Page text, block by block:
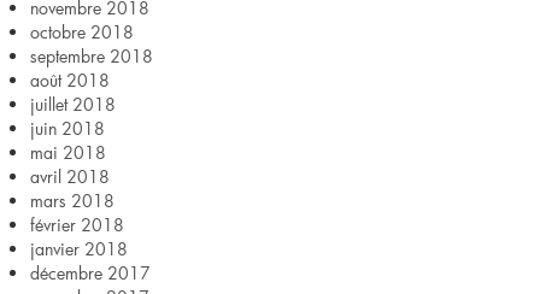
novembre 2018
octobre 2018
septembre 2018
août 2018
juillet 2018
juin 2018
mai 2018
avril 2018
mars 2018
février 2018
janvier 2018
décembre 2017